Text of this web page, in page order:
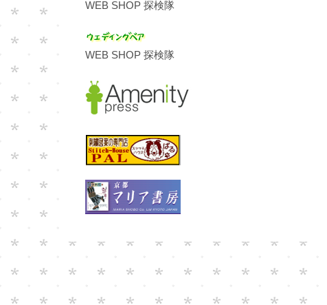
WEB SHOP 探検隊
WEB SHOP 探検隊